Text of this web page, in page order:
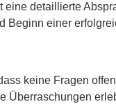
eine detaillierte
Beginn einer
keine Fragen
Überraschungen